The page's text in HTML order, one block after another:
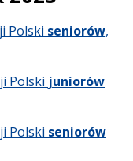
Polski seniorów,
Polski juniorów
Polski seniorów